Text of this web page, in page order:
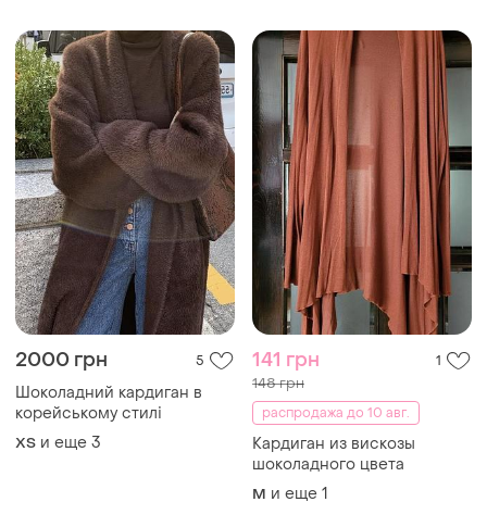
альпака
2000 грн 5
Шоколадний кардиган в
корейському стилі
ХS и еще 3
141 грн 1
148 грн
распродажа до 10 авг.
Кардиган из вискозы
шоколадного цвета
M и еще 1